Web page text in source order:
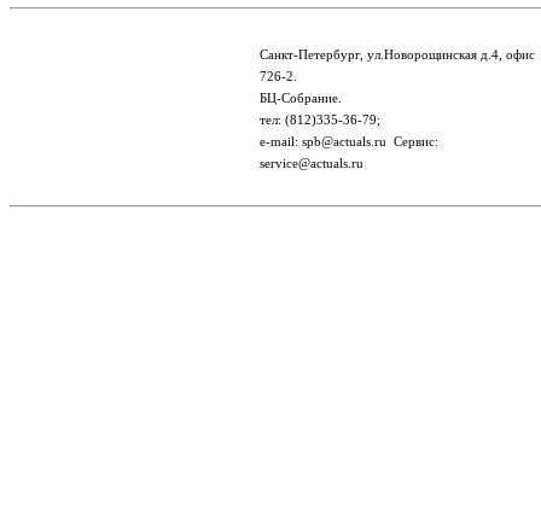
Санкт-Петербург, ул.Новорощинская д.4, офис
726-2.
БЦ-Собрание.
тел: (812)335-36-79;
e-mail: spb@actuals.ru Сервис:
service@actuals.ru